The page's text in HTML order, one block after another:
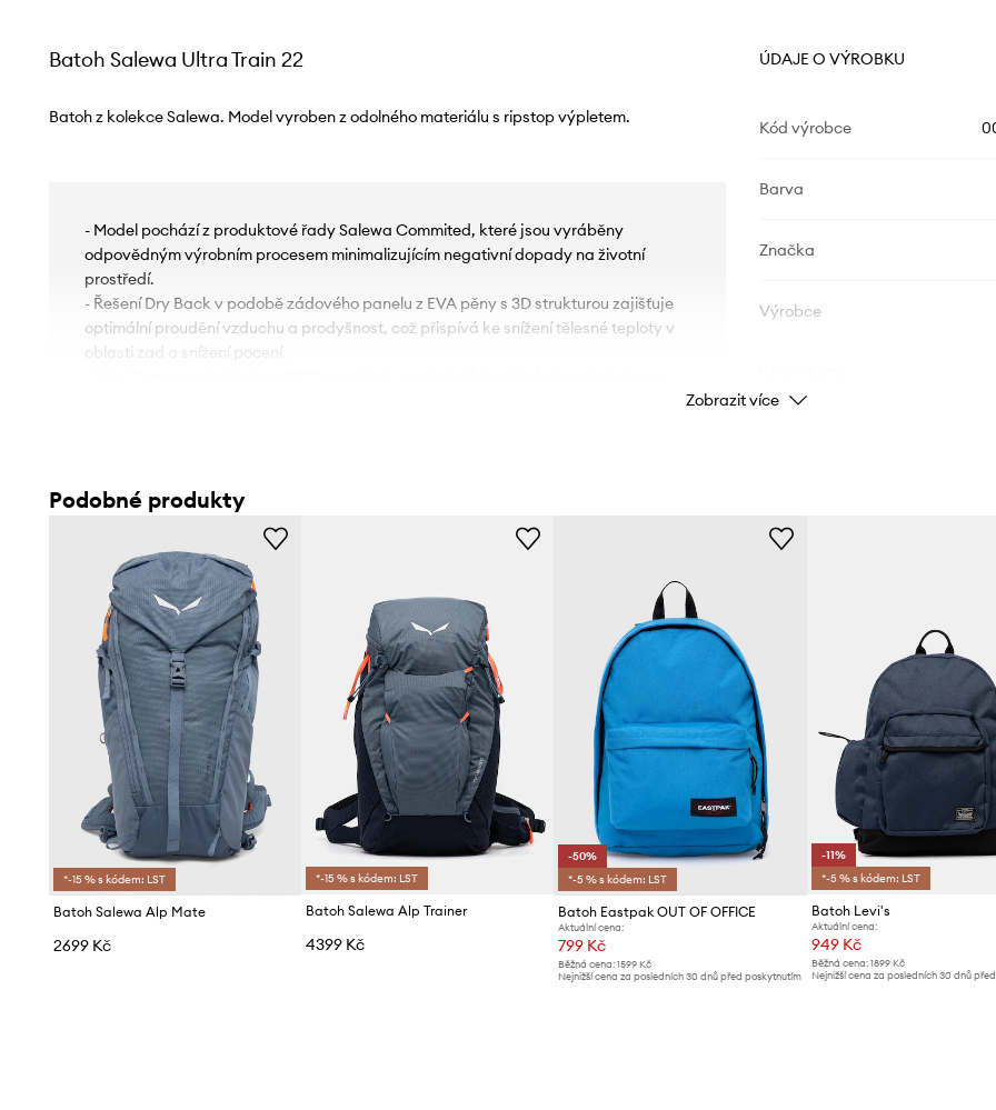
Batoh Salewa Ultra Train 22
Batoh z kolekce Salewa. Model vyroben z odolného materiálu s ripstop výpletem.
- Model pochází z produktové řady Salewa Commited, které jsou vyráběny
odpovědným výrobním procesem minimalizujícím negativní dopady na životní
prostředí.
- Řešení Dry Back v podobě zádového panelu z EVA pěny s 3D strukturou zajišťuje
optimální proudění vzduchu a prodyšnost, což přispívá ke snížení tělesné teploty v
oblasti zad a snížení pocení.
což se promítá do snadnějšího a pohodlnějšího cestování na dlouhé vzdálenosti.
- Vestavěný nastavitelný hrudní popruh stabilizuje batoh a zajišťuje správné
rozložení hmotnosti.
- Stabilizační, odnímatelná zadní ISB tyč.
- Rozsáhlý kapesní systém usnadňuje bezpečné uložení potřebných věcí.
- Skrytá bezpečnostní kapsa se zapínáním na zip.
- Reflexní prvky zvyšují viditelnost a bezpečnost po setmění.
- Obsah: 22 L.
- Hmotnost produktu: 430 g.
- Hloubka: 14 cm.
- Výška: 54 cm.
- Spodní šířka: 20 cm.
ÚDAJE O VÝROBKU
Kód výrobce
Barva
Značka
Výrobce
Zobrazit více
Podobné produkty
*-15 % s kódem: LST
Batoh Salewa Alp Mate
2699 Kč
*-15 % s kódem: LST
Batoh Salewa Alp Trainer
4399 Kč
-50%
*-5 % s kódem: LST
Batoh Eastpak OUT OF OFFICE
Aktuální cena:
799 Kč
Běžná cena: 1599 Kč
Nejnižší cena za posledních 30 dnů před poskytnutím
-11%
*-5 % s kódem: LST
Batoh Levi's
Aktuální cena:
949 Kč
Běžná cena: 1899 Kč
Nejnižší cena za posledních 30 dnů